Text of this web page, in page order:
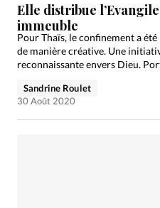
Elle distribue
immeuble
Pour Thaïs, le confinement a été
de manière créative. Une
reconnaissante envers Dieu.
Sandrine Roulet
30 Août 2020